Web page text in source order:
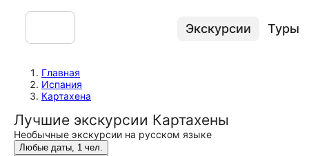
Экскурсии Туры
Главная
Испания
Картахена
Лучшие экскурсии Картахены
Необычные экскурсии на русском языке
Любые даты, 1 чел.